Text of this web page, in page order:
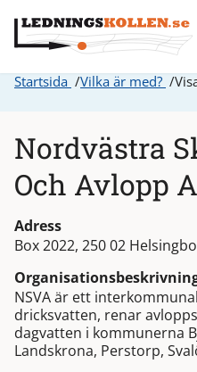
Startsida Vilka är med?
Nordvästra
Och Avlopp
Adress
Box 2022, 250 02
NSVA är ett
dricksvatten, renar
dagvatten i kommunerna
Landskrona, Perstorp,